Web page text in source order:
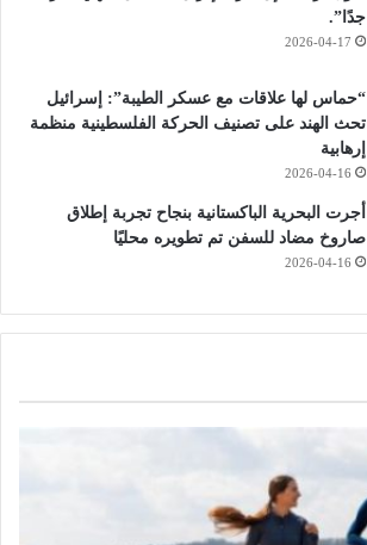
جدًا”.
2026-04-17
“حماس لها علاقات مع عسكر الطيبة”: إسرائيل
تحث الهند على تصنيف الحركة الفلسطينية منظمة
إرهابية
2026-04-16
أجرت البحرية الباكستانية بنجاح تجربة إطلاق
صاروخ مضاد للسفن تم تطويره محليًا
2026-04-16